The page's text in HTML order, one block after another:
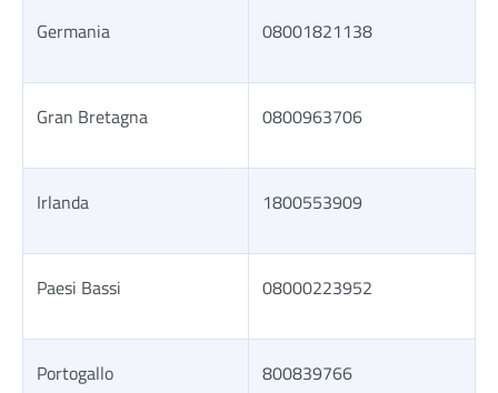
Germania 08001821138
Gran Bretagna 0800963706
Irlanda 1800553909
Paesi Bassi 08000223952
Portogallo 800839766